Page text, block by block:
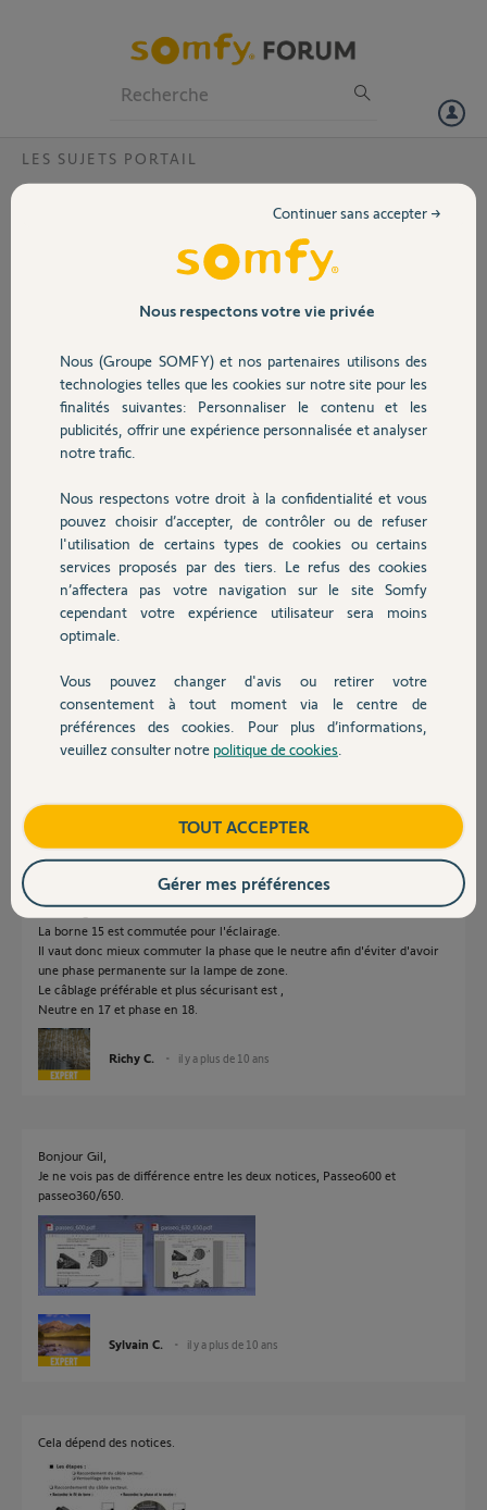
Volet
Sécurité
Domotique
Chauffage
Autres produits
Devis avec un pro
Contact
LES SUJETS PORTAIL
cablage boitier passeo600
dans la notice carte électronique passéo 6xx il est dit pour le
raccordement du secteur; phase en17 et neutre en 18 alors que sur la
notice passeo 630 650 il est dit le contraire! . pouvez vous me dire
quel est le bon cablage?
gil G.
il y a plus de 10 ans
Participer au fil de discussion
Réponses
Bonsoir Gil,
L'inversion phase et neutre n'est pas important sur une alimentation à
découpage.
il y a plus de 10 ans
Bonne observation !
Certes, sur une alim à découpage, cela a peu d'importance au niveau du
fonctionnement.
Les bornes 16 et 17 sont communes pour l'alimentation de la carte et
l'éclairage de zone.
La borne 15 est commutée pour l'éclairage.
Il vaut donc mieux commuter la phase que le neutre afin d'éviter d'avoir
une phase permanente sur la lampe de zone.
Le câblage préférable et plus sécurisant est ,
Neutre en 17 et phase en 18.
Richy C. il y a plus de 10 ans
Bonjour Gil,
Je ne vois pas de différence entre les deux notices, Passeo600 et
passeo360/650.
Sylvain C. il y a plus de 10 ans
Cela dépend des notices.
Nous respectons votre vie privée
Nous (Groupe SOMFY) et nos partenaires utilisons des
technologies telles que les cookies sur notre site pour les
finalités suivantes: Personnaliser le contenu et les
publicités, offrir une expérience personnalisée et analyser
notre trafic.
Nous respectons votre droit à la confidentialité et vous
pouvez choisir d’accepter, de contrôler ou de refuser
l'utilisation de certains types de cookies ou certains
services proposés par des tiers. Le refus des cookies
n’affectera pas votre navigation sur le site Somfy
cependant votre expérience utilisateur sera moins
optimale.
Vous pouvez changer d'avis ou retirer votre
consentement à tout moment via le centre de
préférences des cookies. Pour plus d’informations,
veuillez consulter notre politique de cookies
Continuer sans accepter →
TOUT ACCEPTER
Gérer mes préférences